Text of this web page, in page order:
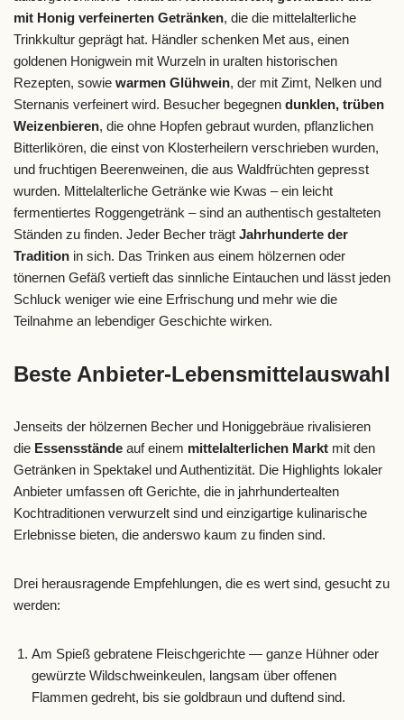
mit Honig verfeinerten Getränken, die die mittelalterliche
Trinkkultur geprägt hat. Händler schenken Met aus, einen
goldenen Honigwein mit Wurzeln in uralten historischen
Rezepten, sowie warmen Glühwein, der mit Zimt, Nelken und
Sternanis verfeinert wird. Besucher begegnen dunklen, trüben
Weizenbieren, die ohne Hopfen gebraut wurden, pflanzlichen
Bitterlikören, die einst von Klosterheilern verschrieben wurden,
und fruchtigen Beerenweinen, die aus Waldfrüchten gepresst
wurden. Mittelalterliche Getränke wie Kwas – ein leicht
fermentiertes Roggengetränk – sind an authentisch gestalteten
Ständen zu finden. Jeder Becher trägt Jahrhunderte der
Tradition in sich. Das Trinken aus einem hölzernen oder
tönernen Gefäß vertieft das sinnliche Eintauchen und lässt jeden
Schluck weniger wie eine Erfrischung und mehr wie die
Teilnahme an lebendiger Geschichte wirken.
Beste Anbieter-Lebensmittelauswahl
Jenseits der hölzernen Becher und Honiggebräue rivalisieren
die Essensstände auf einem mittelalterlichen Markt mit den
Getränken in Spektakel und Authentizität. Die Highlights lokaler
Anbieter umfassen oft Gerichte, die in jahrhundertealten
Kochtraditionen verwurzelt sind und einzigartige kulinarische
Erlebnisse bieten, die anderswo kaum zu finden sind.
Drei herausragende Empfehlungen, die es wert sind, gesucht zu
werden:
Am Spieß gebratene Fleischgerichte — ganze Hühner oder
gewürzte Wildschweinkeulen, langsam über offenen
Flammen gedreht, bis sie goldbraun und duftend sind.